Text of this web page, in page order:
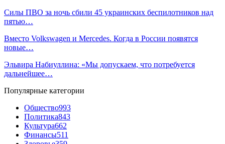
Силы ПВО за ночь сбили 45 украинских беспилотников над
пятью…
Вместо Volkswagen и Mercedes. Когда в России появятся
новые…
Эльвира Набиуллина: «Мы допускаем, что потребуется
дальнейшее…
Популярные категории
Общество993
Политика843
Культура662
Финансы511